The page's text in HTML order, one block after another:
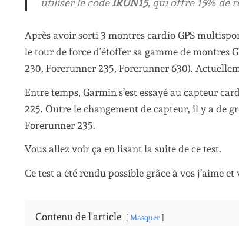
utiliser le codeIRUN15, qui offre 15% de
Après avoir sorti 3 montres cardio GPS
le tour de force d’étoffer sa gamme de montres
230, Forerunner 235, Forerunner 630).
Entre temps, Garmin s’est essayé au capteur
225. Outre le changement de capteur, il y a de
Forerunner 235.
Vous allez voir ça en lisant la suite de ce test.
Ce test a été rendu possible grâce à vos j’aime
Contenu de l'article Masquer